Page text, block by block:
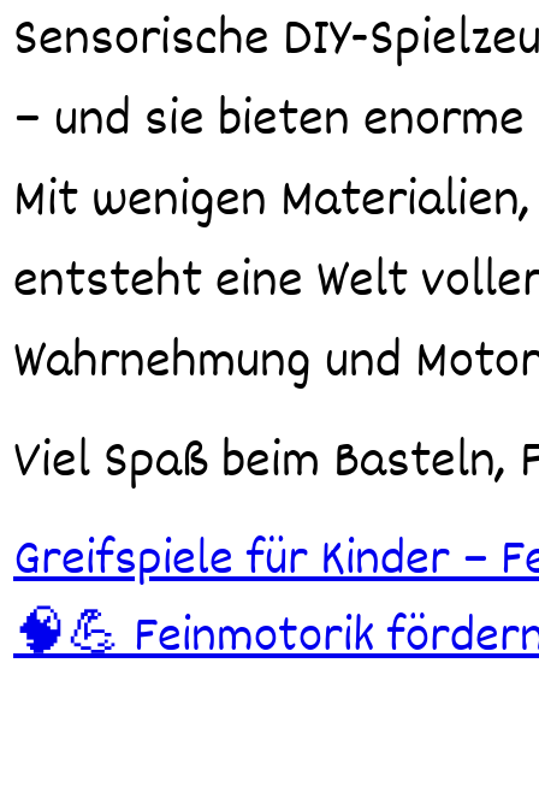
Sensorische DIY-
– und sie bieten
Mit wenigen
entsteht eine Welt
Wahrnehmung und
Viel Spaß beim Basteln,
Beitragsnavigation
Greifspiele für Kinder –
🧠💪 Feinmotorik